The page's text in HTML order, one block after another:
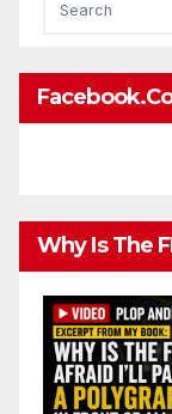
Why Is The